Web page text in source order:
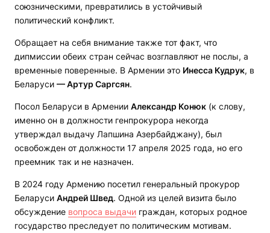
союзническими, превратились в устойчивый
политический конфликт.
Обращает на себя внимание также тот факт, что
дипмиссии обеих стран сейчас возглавляют не послы, а
временные поверенные. В Армении это Инесса Кудрук, в
Беларуси —Артур Саргсян.
Посол Беларуси в Армении Александр Конюк (к слову,
именно он в должности генпрокурора некогда
утверждал выдачу Лапшина Азербайджану), был
освобожден от должности 17 апреля 2025 года, но его
преемник так и не назначен.
В 2024 году Армению посетил генеральный прокурор
Беларуси Андрей Швед. Одной из целей визита было
обсуждение вопроса выдачи граждан, которых родное
государство преследует по политическим мотивам.